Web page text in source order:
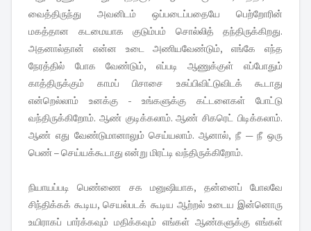
வைத்திருந்து அவனிடம் ஒப்படைப்பதையே பெற்றோரின்
மகத்தான கடமையாக குடும்பம் சொல்லித் தந்திருக்கிறது.
அதனால்தான் என்ன உடை அணியவேண்டும், எங்கே எந்த
நேரத்தில் போக வேண்டும், எப்படி ஆணுக்குள் எப்போதும்
காத்திருக்கும் காமப் பிசாசை உசுப்பிவிட்டுவிடக் கூடாது
என்றெல்லாம் உனக்கு - உங்களுக்கு கட்டளைகள் போட்டு
வந்திருக்கிறோம். ஆண் குடிக்கலாம். ஆண் சிகரெட் பிடிக்கலாம்.
ஆண் எது வேண்டுமானாலும் செய்யலாம். ஆனால், நீ — நீ ஒரு
பெண் – செய்யக்கூடாது என்று மிரட்டி வந்திருக்கிறோம்.
நியாயப்படி பெண்ணை சக மனுஷியாக, தன்னைப் போலவே
சிந்திக்கக் கூடிய, செயல்படக் கூடிய ஆற்றல் உடைய இன்னொரு
உயிராகப் பார்க்கவும் மதிக்கவும் எங்கள் ஆண்களுக்கு எங்கள்